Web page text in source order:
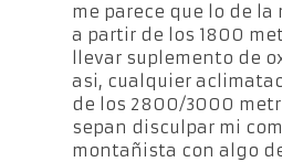
me parece que lo de
a partir de los 1800
llevar suplemento de
asi, cualquier
de los 2800/3000
sepan disculpar mi
montañista con algo